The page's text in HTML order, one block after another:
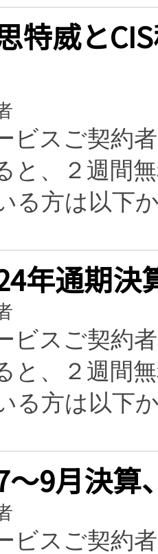
特威と
ビスご契約
と、２週間
る方は以下
年通期決
ビスご契約
と、２週間
る方は以下
〜9月決算
ビスご契約